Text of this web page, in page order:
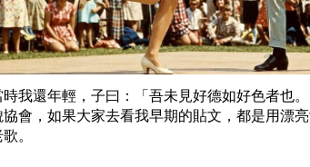
時我還年輕，子曰：「吾未見好德如好色者也
協會，如果大家去看我早期的貼文，都是用漂
。